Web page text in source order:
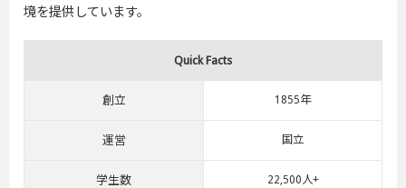
境を提供しています。
Quick Facts
創立 1855年
運営 国立
学生数 22,500人+